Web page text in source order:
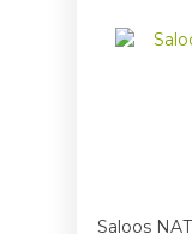
Saloos